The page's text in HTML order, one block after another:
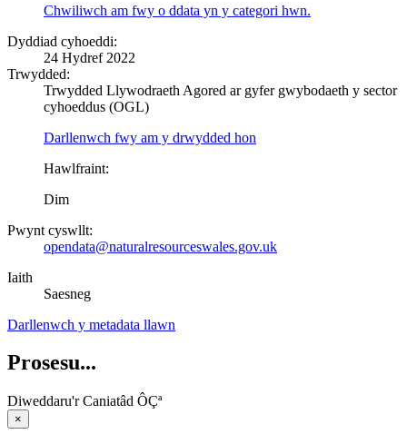
Chwiliwch am fwy o ddata yn y categori hwn.
Dyddiad cyhoeddi:
24 Hydref 2022
Trwydded:
Trwydded Llywodraeth Agored ar gyfer gwybodaeth y sector
cyhoeddus (OGL)
Darllenwch fwy am y drwydded hon
Hawlfraint:
Dim
Pwynt cyswllt:
opendata@naturalresourceswales.gov.uk
Iaith
Saesneg
Darllenwch y metadata llawn
Prosesu...
Diweddaru'r Caniatâd ÔÇª
×